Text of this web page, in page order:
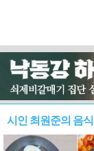
시인 최원준의 음